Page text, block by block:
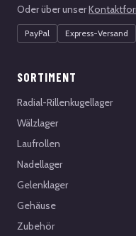
Oder über unser
PayPal Express-Versand
SORTIMENT
Radial-Rillenkugellager
Wälzlager
Laufrollen
Nadellager
Gelenklager
Gehäuse
Zubehör